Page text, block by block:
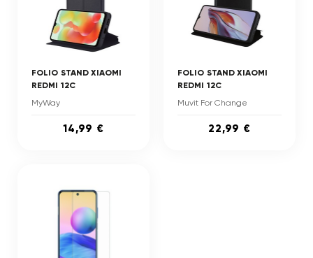
FOLIO STAND XIAOMI
REDMI 12C
MyWay
14,99 €
FOLIO STAND XIAOMI
REDMI 12C
Muvit For Change
22,99 €